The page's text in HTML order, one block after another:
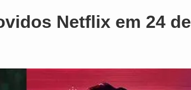
Netflix em 24 de